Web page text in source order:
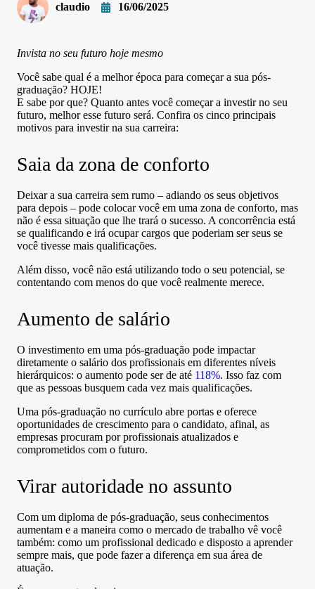
claudio 16/06/2025
Invista no seu futuro hoje mesmo
Você sabe qual é a melhor época para começar a sua pós-
graduação? HOJE!
E sabe por que? Quanto antes você começar a investir no seu
futuro, melhor esse futuro será. Confira os cinco principais
motivos para investir na sua carreira:
Saia da zona de conforto
Deixar a sua carreira sem rumo – adiando os seus objetivos
para depois – pode colocar você em uma zona de conforto, mas
não é essa situação que lhe trará o sucesso. A concorrência está
se qualificando e irá ocupar cargos que poderiam ser seus se
você tivesse mais qualificações.
Além disso, você não está utilizando todo o seu potencial, se
contentando com menos do que você realmente merece.
Aumento de salário
O investimento em uma pós-graduação pode impactar
diretamente o salário dos profissionais em diferentes níveis
hierárquicos: o aumento pode ser de até 118%. Isso faz com
que as pessoas busquem cada vez mais qualificações.
Uma pós-graduação no currículo abre portas e oferece
oportunidades de crescimento para o candidato, afinal, as
empresas procuram por profissionais atualizados e
comprometidos com o futuro.
Virar autoridade no assunto
Com um diploma de pós-graduação, seus conhecimentos
aumentam e a maneira como o mercado de trabalho vê você
também: como um profissional dedicado e disposto a aprender
sempre mais, que pode fazer a diferença em sua área de
atuação.